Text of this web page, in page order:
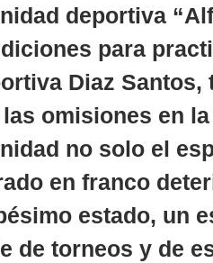
deportiva
para
Diaz
omisiones en
no solo el
en franco
estado, un
de torneos y de